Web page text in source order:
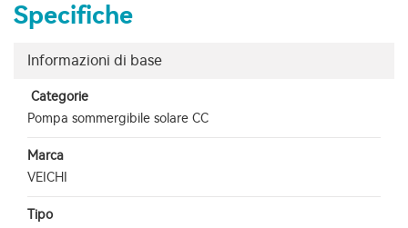
Specifiche
Informazioni di base
Categorie
Pompa sommergibile solare CC
Marca
VEICHI
Tipo